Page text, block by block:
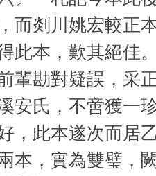
而剡川姚宏較正
此本，歎其絕佳
輩勘對疑誤，采
安氏，不啻獲一
，此本遂次而居
本，實為雙璧，